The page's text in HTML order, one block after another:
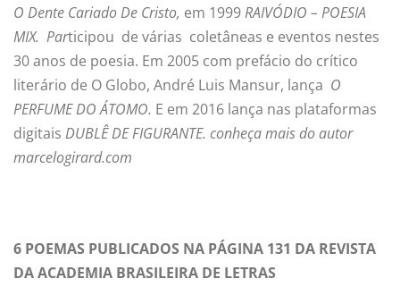
O Dente Cariado De Cristo, em 1999RAIVÓDIO – POESIA
MIX. Participou de várias coletâneas e eventos nestes
30 anos de poesia. Em 2005 com prefácio do crítico
literário de O Globo, André Luis Mansur, lança O
PERFUME DO ÁTOMO. E em 2016 lança nas plataformas
digitais DUBLÊ DE FIGURANTE. conheça mais do autor
marcelogirard.com
6 POEMAS PUBLICADOS NA PÁGINA 131 DA REVISTA
DA ACADEMIA BRASILEIRA DE LETRAS